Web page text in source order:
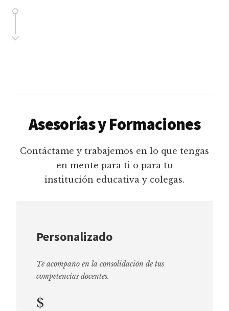
Asesorías y Formaciones
Contáctame y trabajemos en lo que tengas
en mente para ti o para tu
institución educativa y colegas.
Personalizado
Te acompaño en la consolidación de tus
competencias docentes.
$